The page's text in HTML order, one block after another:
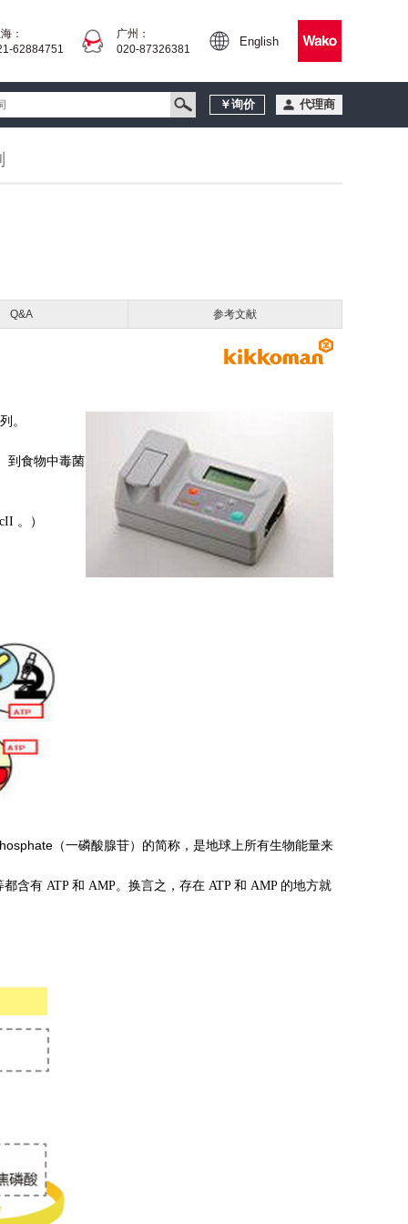
：
62884751
广州：
020-87326381
English
￥询价 代理商
Q&A 参考文献
。
到食物中毒菌
。）
（一磷酸腺苷）的简称，是地球上所有生物能量来
有 ATP 和 AMP。换言之，存在 ATP 和 AMP 的地方就